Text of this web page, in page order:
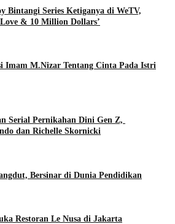
Bintangi Series Ketiganya di WeTV,
& 10 Million Dollars’
Imam M.Nizar Tentang Cinta Pada Istri
Serial Pernikahan Dini Gen Z,
dan Richelle Skornicki
Bersinar di Dunia Pendidikan
Restoran Le Nusa di Jakarta